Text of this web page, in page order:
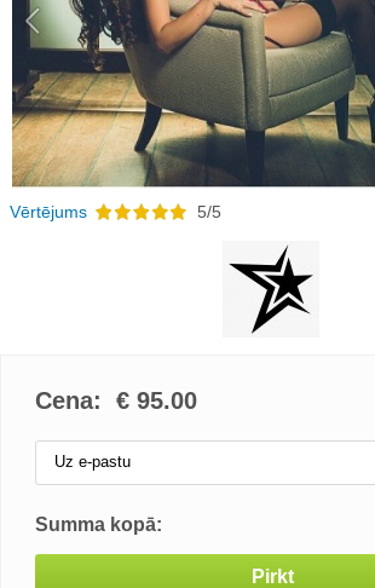
Previous
Vērtējums 5/5
Cena: € 95.00
Uz e-pastu
Summa kopā:
Pirkt